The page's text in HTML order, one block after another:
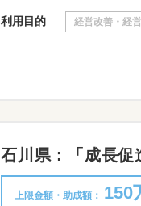
利用目的 経営改善・経
石川県：「成長促
上限金額・助成額： 150